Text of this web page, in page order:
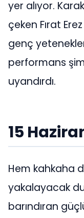
yer alıyor.
çeken Fırat
genç
performans
uyandırdı.
15
Hem kahkaha
yakalayacak
barındıran